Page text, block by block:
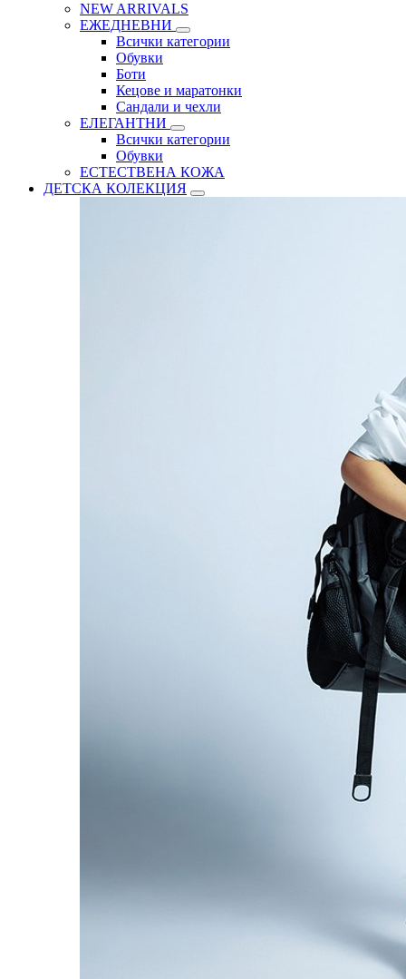
NEW ARRIVALS
ЕЖЕДНЕВНИ
Всички категории
Обувки
Боти
Кецове и маратонки
Сандали и чехли
ЕЛЕГАНТНИ
Всички категории
Обувки
ЕСТЕСТВЕНА КОЖА
ДЕТСКА КОЛЕКЦИЯ